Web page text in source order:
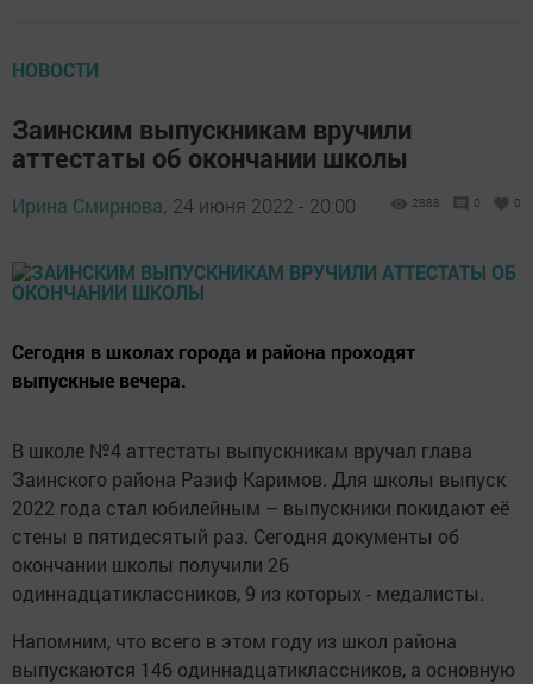
НОВОСТИ
Заинским выпускникам вручили
аттестаты об окончании школы
Ирина Смирнова, 24 июня 2022 - 20:00 2888 0 0
Сегодня в школах города и района проходят
выпускные вечера.
В школе №4 аттестаты выпускникам вручал глава
Заинского района Разиф Каримов. Для школы выпуск
2022 года стал юбилейным – выпускники покидают её
стены в пятидесятый раз. Сегодня документы об
окончании школы получили 26
одиннадцатиклассников, 9 из которых - медалисты.
Напомним, что всего в этом году из школ района
выпускаются 146 одиннадцатиклассников, а основную